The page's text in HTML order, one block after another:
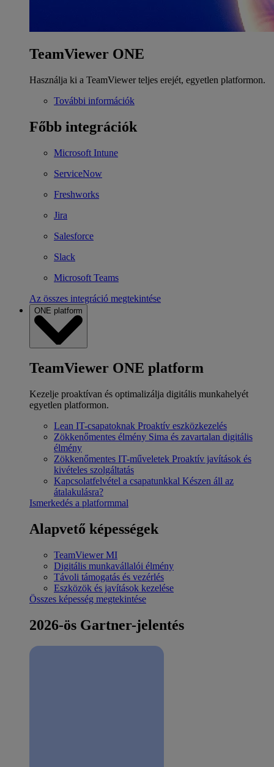
TeamViewer ONE
Használja ki a TeamViewer teljes erejét, egyetlen platformon.
További információk
Főbb integrációk
Microsoft Intune
ServiceNow
Freshworks
Jira
Salesforce
Slack
Microsoft Teams
Az összes integráció megtekintése
ONE platform
TeamViewer ONE platform
Kezelje proaktívan és optimalizálja digitális munkahelyét
egyetlen platformon.
Lean IT-csapatoknak Proaktív eszközkezelés
Zökkenőmentes élmény Sima és zavartalan digitális
élmény
Zökkenőmentes IT-műveletek Proaktív javítások és
kivételes szolgáltatás
Kapcsolatfelvétel a csapatunkkal Készen áll az
átalakulásra?
Ismerkedés a platformmal
Alapvető képességek
TeamViewer MI
Digitális munkavállalói élmény
Távoli támogatás és vezérlés
Eszközök és javítások kezelése
Összes képesség megtekintése
2026-ös Gartner-jelentés